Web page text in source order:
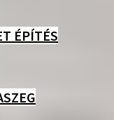
ÉPÍTÉS